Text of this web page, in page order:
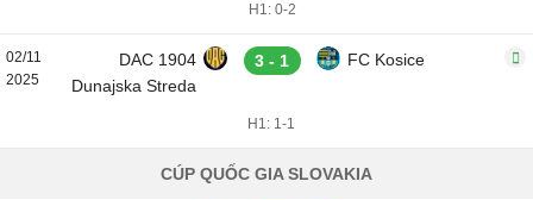
H1: 0-2
02/11
2025
DAC 1904
Dunajska Streda
3 - 1 FC Kosice
H1: 1-1
CÚP QUỐC GIA SLOVAKIA